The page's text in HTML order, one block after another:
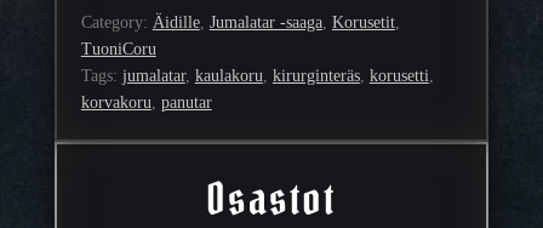
Osastot
Category: Äidille, Jumalatar -saaga, Korusetit
TuoniCoru
Tags: jumalatar, kaulakoru kirurginteräs, korusetti
korvakoru panutar